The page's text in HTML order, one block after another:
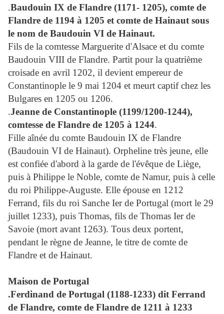
.Baudouin IX de Flandre (1171- 1205), comte de
Flandre de 1194 à 1205 et comte de Hainaut sous
le nom de Baudouin VI de Hainaut.
Fils de la comtesse Marguerite d'Alsace et du comte
Baudouin VIII de Flandre. Partit pour la quatrième
croisade en avril 1202, il devient empereur de
Constantinople le 9 mai 1204 et meurt captif chez les
Bulgares en 1205 ou 1206.
.Jeanne de Constantinople (1199/1200-1244),
comtesse de Flandre de 1205 à 1244.
Fille aînée du comte Baudouin IX de Flandre
(Baudouin VI de Hainaut). Orpheline très jeune, elle
est confiée d'abord à la garde de l'évêque de Liège,
puis à Philippe le Noble, comte de Namur, puis à celle
du roi Philippe-Auguste. Elle épouse en 1212
Ferrand, fils du roi Sanche Ier de Portugal (mort le 29
juillet 1233), puis Thomas, fils de Thomas Ier de
Savoie (mort avant 1263). Tous deux portent,
pendant le règne de Jeanne, le titre de comte de
Flandre et de Hainaut.
Maison de Portugal
.Ferdinand de Portugal (1188-1233) dit Ferrand
de Flandre, comte de Flandre de 1211 à 1233